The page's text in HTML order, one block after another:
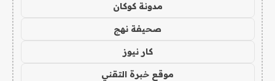
مدونة كوكان
صحيفة نهج
كار نيوز
موقع خبرة التقني